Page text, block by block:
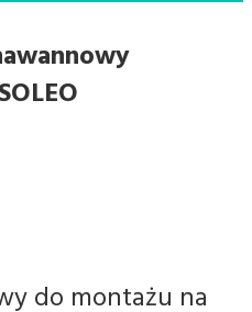
do montażu na